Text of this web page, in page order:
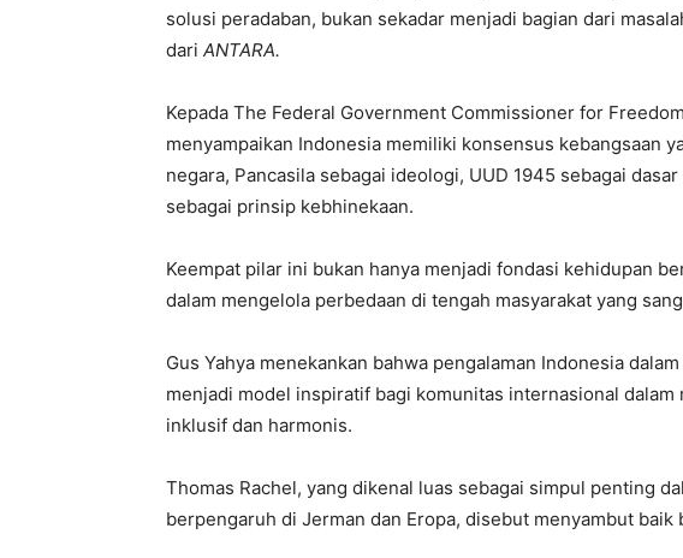
solusi peradaban, bukan sekadar menjadi bagian dari
dari ANTARA.
Kepada The Federal Government Commissioner for
menyampaikan Indonesia memiliki konsensus kebangsaan
negara, Pancasila sebagai ideologi, UUD 1945 sebagai
sebagai prinsip kebhinekaan.
Keempat pilar ini bukan hanya menjadi fondasi kehidupan
dalam mengelola perbedaan di tengah masyarakat yang
Gus Yahya menekankan bahwa pengalaman Indonesia
menjadi model inspiratif bagi komunitas internasional
inklusif dan harmonis.
Thomas Rachel, yang dikenal luas sebagai simpul penting
berpengaruh di Jerman dan Eropa, disebut menyambut baik